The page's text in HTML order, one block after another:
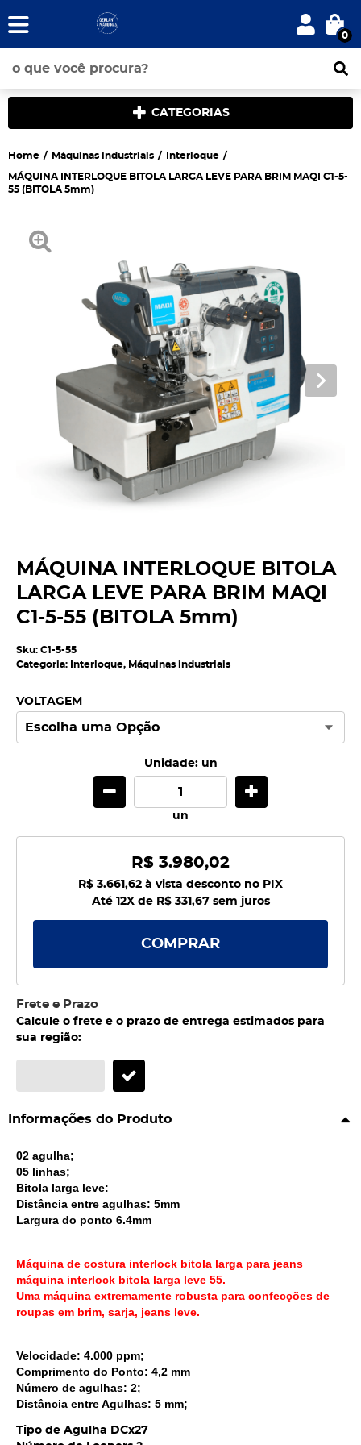
0
CATEGORIAS
Home Máquinas industriais Interloque
MÁQUINA INTERLOQUE BITOLA LARGA LEVE PARA BRIM MAQI C1-5-
55 (BITOLA 5mm)
MÁQUINA INTERLOQUE BITOLA
LARGA LEVE PARA BRIM MAQI
C1-5-55 (BITOLA 5mm)
Sku: C1-5-55
Categoria: Interloque, Máquinas industriais
VOLTAGEM
Unidade: un
un
R$ 3.980,02
R$ 3.661,62 à vista desconto no PIX
Até 12X de R$ 331,67 sem juros
COMPRAR
Frete e Prazo
Calcule o frete e o prazo de entrega estimados para
sua região:
Informações do Produto
02 agulha;
05 linhas;
Bitola larga leve:
Distância entre agulhas: 5mm
Largura do ponto 6.4mm
Máquina de costura interlock bitola larga para jeans
máquina interlock bitola larga leve 55.
Uma máquina extremamente robusta para confecções de
roupas em brim, sarja, jeans leve.
Velocidade: 4.000 ppm;
Comprimento do Ponto: 4,2 mm
Número de agulhas: 2;
Distância entre Agulhas: 5 mm;
Tipo de Agulha DCx27